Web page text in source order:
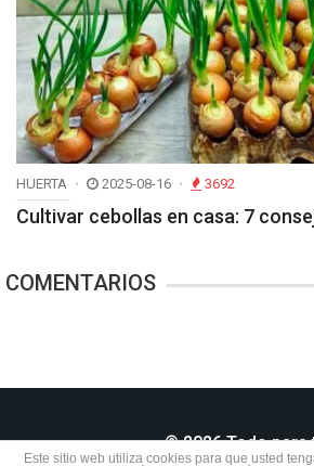
HUERTA 2025-08-16 3692
Cultivar cebollas en casa: 7
COMENTARIOS
© 2026 Todo para
Este sitio web utiliza cookies para que usted